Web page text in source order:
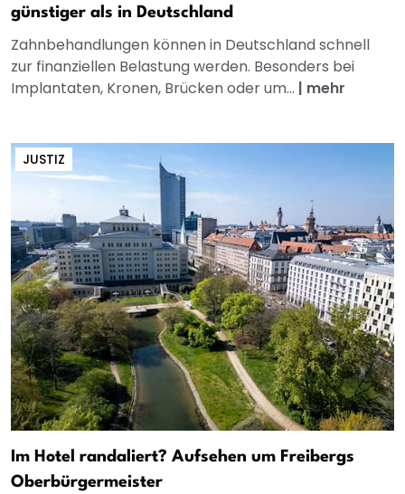
günstiger als in Deutschland
Zahnbehandlungen können in Deutschland schnell
zur finanziellen Belastung werden. Besonders bei
Implantaten, Kronen, Brücken oder um... | mehr
JUSTIZ
Im Hotel randaliert? Aufsehen um Freibergs
Oberbürgermeister